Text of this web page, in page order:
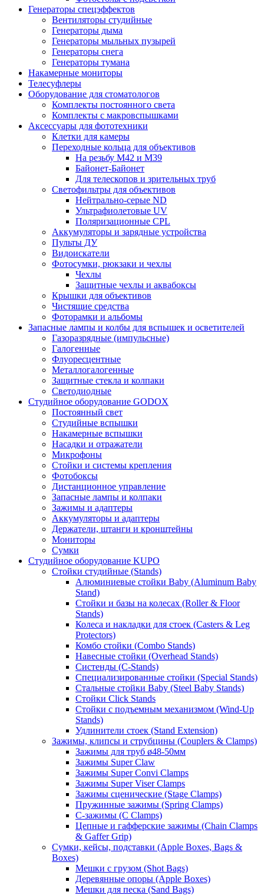
Генераторы спецэффектов
Вентиляторы студийные
Генераторы дыма
Генераторы мыльных пузырей
Генераторы снега
Генераторы тумана
Накамерные мониторы
Телесуфлеры
Оборудование для стоматологов
Комплекты постоянного света
Комплекты с макровспышками
Аксессуары для фототехники
Клетки для камеры
Переходные кольца для объективов
На резьбу М42 и М39
Байонет-Байонет
Для телескопов и зрительных труб
Светофильтры для объективов
Нейтрально-серые ND
Ультрафиолетовые UV
Поляризационные CPL
Аккумуляторы и зарядные устройства
Пульты ДУ
Видоискатели
Фотосумки, рюкзаки и чехлы
Чехлы
Защитные чехлы и аквабоксы
Крышки для объективов
Чистящие средства
Фоторамки и альбомы
Запасные лампы и колбы для вспышек и осветителей
Газоразрядные (импульсные)
Галогенные
Флуоресцентные
Металлогалогенные
Защитные стекла и колпаки
Светодиодные
Студийное оборудование GODOX
Постоянный свет
Студийные вспышки
Накамерные вспышки
Насадки и отражатели
Микрофоны
Стойки и системы крепления
Фотобоксы
Дистанционное управление
Запасные лампы и колпаки
Зажимы и адаптеры
Аккумуляторы и адаптеры
Держатели, штанги и кронштейны
Мониторы
Сумки
Студийное оборудование KUPO
Стойки студийные (Stands)
Алюминиевые стойки Baby (Aluminum Baby
Stand)
Стойки и базы на колесах (Roller & Floor
Stands)
Колеса и накладки для стоек (Casters & Leg
Protectors)
Комбо стойки (Combo Stands)
Навесные стойки (Overhead Stands)
Систенды (C-Stands)
Специализированные стойки (Special Stands)
Стальные стойки Baby (Steel Baby Stands)
Стойки Click Stands
Стойки с подъемным механизмом (Wind-Up
Stands)
Удлинители стоек (Stand Extension)
Зажимы, клипсы и струбцины (Couplers & Clamps)
Зажимы для труб ø48-50мм
Зажимы Super Claw
Зажимы Super Convi Clamps
Зажимы Super Viser Clamps
Зажимы сценические (Stage Clamps)
Пружинные зажимы (Spring Clamps)
С-зажимы (C Clamps)
Цепные и гафферские зажимы (Chain Clamps
& Gaffer Grip)
Сумки, кейсы, подставки (Apple Boxes, Bags &
Boxes)
Мешки с грузом (Shot Bags)
Деревянные опоры (Apple Boxes)
Мешки для песка (Sand Bags)